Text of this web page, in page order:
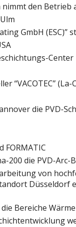
nimmt den Betrieb
GmbH (ESC)”
Center
“VACOTEC” (La-
die PVD-
FORMATIC
200 die PVD-
von
Düsseldorf
Bereiche